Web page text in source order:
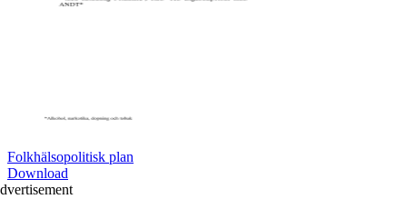
Folkhälsopolitisk plan
Download